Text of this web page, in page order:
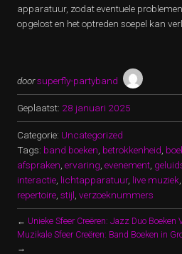
apparatuur, zodat eventuele
opgelost en het optreden soepel kan
doorsuperfly-partyband
Geplaatst: 28 januari 2025
Categorie: Uncategorized
Tags: band boeken betrokkenheid
afspraken ervaring evenement
interactie lichtapparatuur, live muziek
repertoire stijl verzoeknummers
← Unieke Sfeer Creëren: Jazz Duo Boeken
Muzikale Sfeer Creëren: Band Boeken in
→